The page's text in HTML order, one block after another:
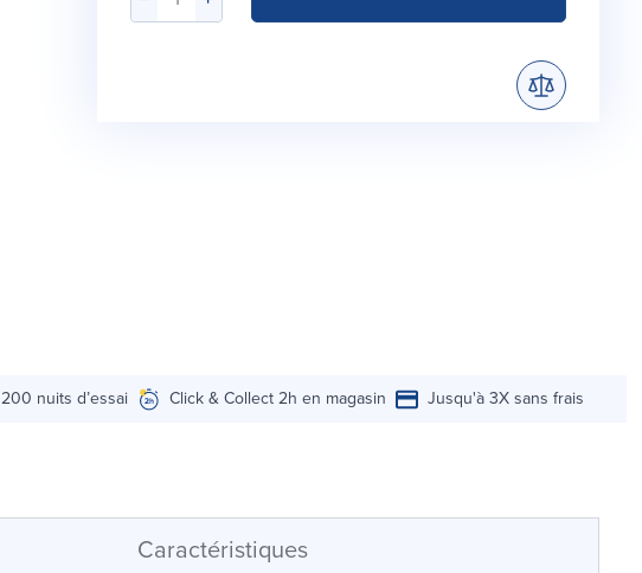
200 nuits d’essai Click & Collect 2h en magasin Jusqu'à 3X sans frais
Caractéristiques